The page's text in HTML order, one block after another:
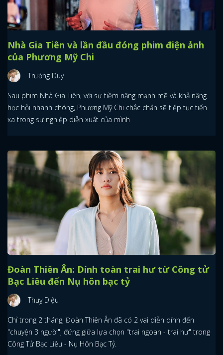
Nhà Gia Tiên và lần đầu đóng phim điện ảnh
của Phương Mỹ Chi
Trường Duy
Sau phim Nhà Gia Tiên, với sự tiềm năng mạnh mẽ và khả năng
học hỏi nhanh chóng, Phương Mỹ Chi chắc chắn sẽ tiếp tục tiến
xa trong sự nghiệp diễn xuất của mình
Đoàn Thiên Ân: Dính toàn trai hư từ Công tử
Bạc Liêu đến Nụ hôn bạc tỷ
Thuỵ Diệu
Chỉ trong 2 tháng, Đoàn Thiên Ân đã có 2 vai diễn dính đến
"chuyện 3 người", đứng giữa lựa chọn "trai ngoan - trai hư" trong
Công Tử Bạc Liêu - Nụ Hôn Bạc Tỷ.